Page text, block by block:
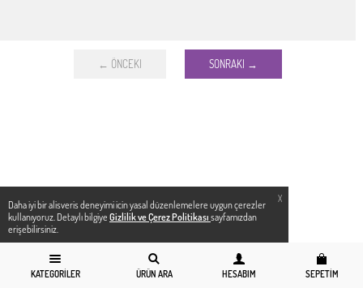
X
Daha iyi bir alisveris deneyimi icin yasal düzenlemelere uygun çerezler
kullanıyoruz. Detaylı bilgiye Gizlilik ve Çerez Politikası sayfamızdan
erişebilirsiniz.
KATEGORILER ÜRÜN ARA HESABIM SEPETIM
← ÖNCEKI SONRAKI →